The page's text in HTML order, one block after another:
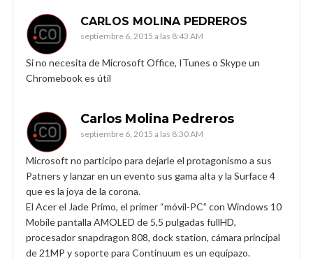
CARLOS MOLINA PEDREROS
septiembre 6, 2015 a las 8:43 AM
Si no necesita de Microsoft Office, ITunes o Skype un
Chromebook es útil
Carlos Molina Pedreros
septiembre 6, 2015 a las 8:30 AM
Microsoft no participo para dejarle el protagonismo a sus
Patners y lanzar en un evento sus gama alta y la Surface 4
que es la joya de la corona.
El Acer el Jade Primo, el primer “móvil-PC” con Windows 10
Mobile pantalla AMOLED de 5,5 pulgadas fullHD,
procesador snapdragon 808, dock station, cámara principal
de 21MP y soporte para Continuum es un equipazo.